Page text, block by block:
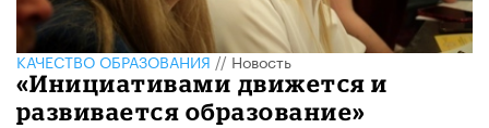
КАЧЕСТВО ОБРАЗОВАНИЯ//Новость
​«Инициативами движется и
развивается образование»